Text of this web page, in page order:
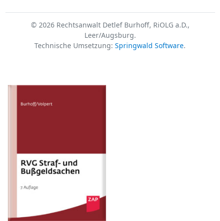
© 2026 Rechtsanwalt Detlef Burhoff, RiOLG a.D.,
Leer/Augsburg.
Technische Umsetzung: Springwald Software.